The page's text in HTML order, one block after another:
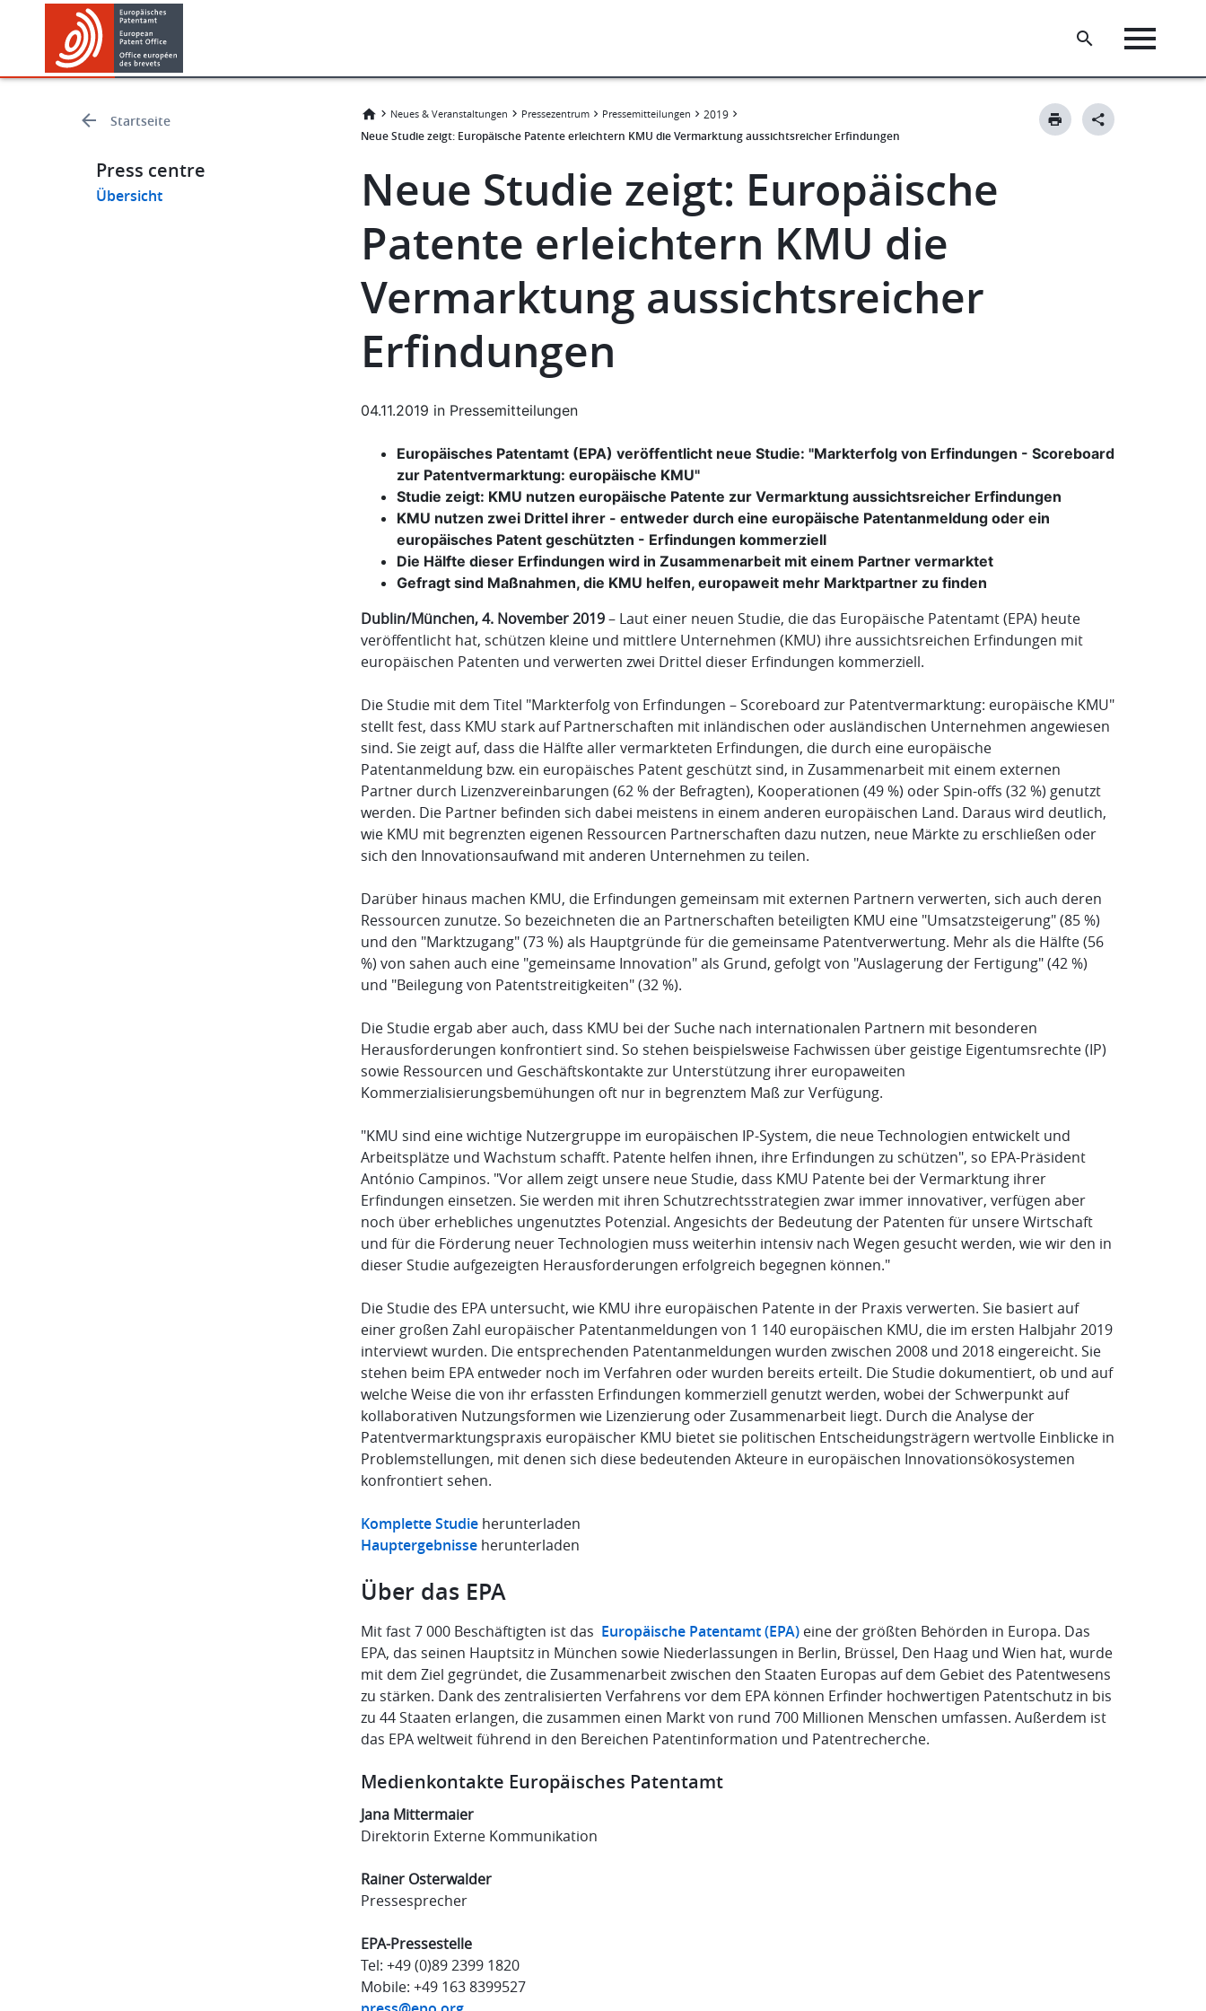
content
Startseite
Press centre
Übersicht
Neues & Veranstaltungen Pressezentrum Pressemitteilungen 2019
Neue Studie zeigt: Europäische Patente erleichtern KMU die Vermarktung aussichtsreicher Erfindungen
Neue Studie zeigt: Europäische
Patente erleichtern KMU die
Vermarktung aussichtsreicher
Erfindungen
04.11.2019 in Pressemitteilungen
Europäisches Patentamt (EPA) veröffentlicht neue Studie: "Markterfolg von Erfindungen - Scoreboard
zur Patentvermarktung: europäische KMU"
Studie zeigt: KMU nutzen europäische Patente zur Vermarktung aussichtsreicher Erfindungen
KMU nutzen zwei Drittel ihrer - entweder durch eine europäische Patentanmeldung oder ein
europäisches Patent geschützten - Erfindungen kommerziell
Die Hälfte dieser Erfindungen wird in Zusammenarbeit mit einem Partner vermarktet
Gefragt sind Maßnahmen, die KMU helfen, europaweit mehr Marktpartner zu finden
Dublin/München, 4. November 2019– Laut einer neuen Studie, die das Europäische Patentamt (EPA) heute
veröffentlicht hat, schützen kleine und mittlere Unternehmen (KMU) ihre aussichtsreichen Erfindungen mit
europäischen Patenten und verwerten zwei Drittel dieser Erfindungen kommerziell.
Die Studie mit dem Titel "Markterfolg von Erfindungen – Scoreboard zur Patentvermarktung: europäische KMU"
stellt fest, dass KMU stark auf Partnerschaften mit inländischen oder ausländischen Unternehmen angewiesen
sind. Sie zeigt auf, dass die Hälfte aller vermarkteten Erfindungen, die durch eine europäische
Patentanmeldung bzw. ein europäisches Patent geschützt sind, in Zusammenarbeit mit einem externen
Partner durch Lizenzvereinbarungen (62 % der Befragten), Kooperationen (49 %) oder Spin-offs (32 %) genutzt
werden. Die Partner befinden sich dabei meistens in einem anderen europäischen Land. Daraus wird deutlich,
wie KMU mit begrenzten eigenen Ressourcen Partnerschaften dazu nutzen, neue Märkte zu erschließen oder
sich den Innovationsaufwand mit anderen Unternehmen zu teilen.
Darüber hinaus machen KMU, die Erfindungen gemeinsam mit externen Partnern verwerten, sich auch deren
Ressourcen zunutze. So bezeichneten die an Partnerschaften beteiligten KMU eine "Umsatzsteigerung" (85 %)
und den "Marktzugang" (73 %) als Hauptgründe für die gemeinsame Patentverwertung. Mehr als die Hälfte (56
%) von sahen auch eine "gemeinsame Innovation" als Grund, gefolgt von "Auslagerung der Fertigung" (42 %)
und "Beilegung von Patentstreitigkeiten" (32 %).
Die Studie ergab aber auch, dass KMU bei der Suche nach internationalen Partnern mit besonderen
Herausforderungen konfrontiert sind. So stehen beispielsweise Fachwissen über geistige Eigentumsrechte (IP)
sowie Ressourcen und Geschäftskontakte zur Unterstützung ihrer europaweiten
Kommerzialisierungsbemühungen oft nur in begrenztem Maß zur Verfügung.
"KMU sind eine wichtige Nutzergruppe im europäischen IP-System, die neue Technologien entwickelt und
Arbeitsplätze und Wachstum schafft. Patente helfen ihnen, ihre Erfindungen zu schützen", so EPA-Präsident
António Campinos. "Vor allem zeigt unsere neue Studie, dass KMU Patente bei der Vermarktung ihrer
Erfindungen einsetzen. Sie werden mit ihren Schutzrechtsstrategien zwar immer innovativer, verfügen aber
noch über erhebliches ungenutztes Potenzial. Angesichts der Bedeutung der Patenten für unsere Wirtschaft
und für die Förderung neuer Technologien muss weiterhin intensiv nach Wegen gesucht werden, wie wir den in
dieser Studie aufgezeigten Herausforderungen erfolgreich begegnen können."
Die Studie des EPA untersucht, wie KMU ihre europäischen Patente in der Praxis verwerten. Sie basiert auf
einer großen Zahl europäischer Patentanmeldungen von 1 140 europäischen KMU, die im ersten Halbjahr 2019
interviewt wurden. Die entsprechenden Patentanmeldungen wurden zwischen 2008 und 2018 eingereicht. Sie
stehen beim EPA entweder noch im Verfahren oder wurden bereits erteilt. Die Studie dokumentiert, ob und auf
welche Weise die von ihr erfassten Erfindungen kommerziell genutzt werden, wobei der Schwerpunkt auf
kollaborativen Nutzungsformen wie Lizenzierung oder Zusammenarbeit liegt. Durch die Analyse der
Patentvermarktungspraxis europäischer KMU bietet sie politischen Entscheidungsträgern wertvolle Einblicke in
Problemstellungen, mit denen sich diese bedeutenden Akteure in europäischen Innovationsökosystemen
konfrontiert sehen.
Komplette Studie herunterladen
Hauptergebnisse herunterladen
Über das EPA
Mit fast 7 000 Beschäftigten ist das Europäische Patentamt (EPA) eine der größten Behörden in Europa. Das
EPA, das seinen Hauptsitz in München sowie Niederlassungen in Berlin, Brüssel, Den Haag und Wien hat, wurde
mit dem Ziel gegründet, die Zusammenarbeit zwischen den Staaten Europas auf dem Gebiet des Patentwesens
zu stärken. Dank des zentralisierten Verfahrens vor dem EPA können Erfinder hochwertigen Patentschutz in bis
zu 44 Staaten erlangen, die zusammen einen Markt von rund 700 Millionen Menschen umfassen. Außerdem ist
das EPA weltweit führend in den Bereichen Patentinformation und Patentrecherche.
Medienkontakte Europäisches Patentamt
Jana Mittermaier
Direktorin Externe Kommunikation
Rainer Osterwalder
Pressesprecher
EPA-Pressestelle
Tel: +49 (0)89 2399 1820
Mobile: +49 163 8399527